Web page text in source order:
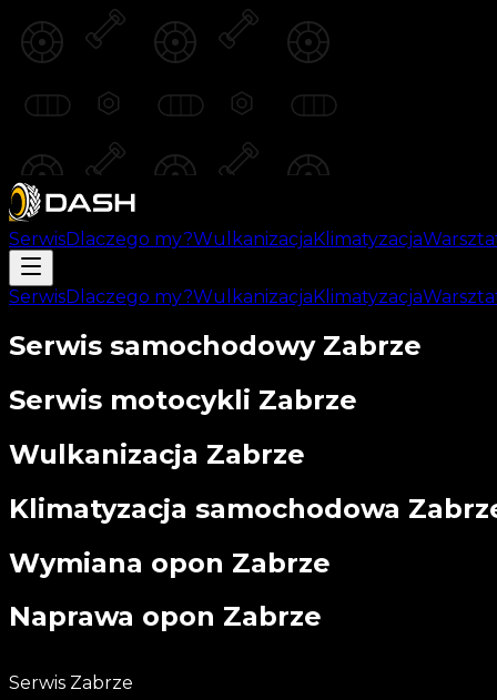
SerwisDlaczego my?WulkanizacjaKlimatyzacja
SerwisDlaczego my?WulkanizacjaKlimatyzacja
Serwis samochodowy Zabrze
Serwis motocykli Zabrze
Wulkanizacja Zabrze
Klimatyzacja samochodowa
Wymiana opon Zabrze
Naprawa opon Zabrze
Serwis Zabrze